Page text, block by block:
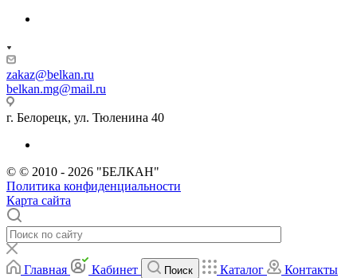
zakaz@belkan.ru
belkan.mg@mail.ru
г. Белорецк, ул. Тюленина 40
© © 2010 - 2026 "БЕЛКАН"
Политика конфиденциальности
Карта сайта
Главная Кабинет Поиск Каталог Контакты